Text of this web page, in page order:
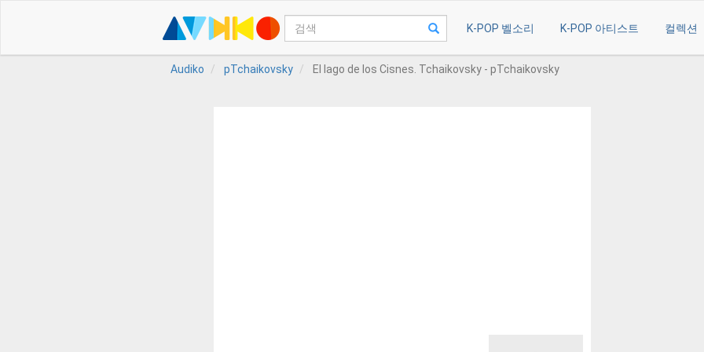
K-POP 벨소리 K-POP 아티스트 컬렉션
Audiko pTchaikovsky El lago de los Cisnes. Tchaikovsky - pTchaikovsky